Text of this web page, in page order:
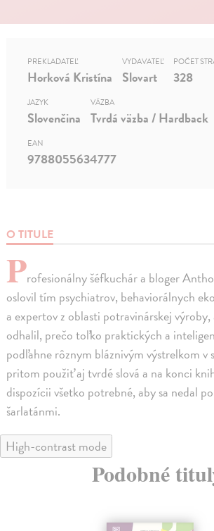
O TITULE
Profesionálny šéfkuchár a bloger
oslovil tím psychiatrov, behaviorálnych
a expertov z oblasti potravinárskej
odhalil, prečo toľko praktických a
podľahne rôznym bláznivým výstrelkom v
pritom použiť aj tvrdé slová a na konci
dispozícii všetko potrebné, aby sa nedal
šarlatánmi.
PREKLADATEĽ
Horková Kristína
VYDAVATEĽ
Slovart
POČET
328
JAZYK
Slovenčina
VÄZBA
Tvrdá väzba / Hardback
EAN
9788055634777
High-contrast mode
Podobné